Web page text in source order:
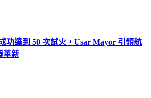
功達到 50 次試火，Usar Mayor 引領航
革新